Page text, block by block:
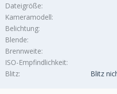
Dateigröße
Kameramodell
Belichtung
Blende
Brennweite
ISO-Empfindlichkeit
Blitz
Blitz